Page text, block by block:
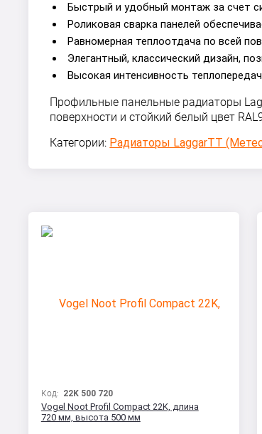
Быстрый и удобный монтаж за счет
Роликовая сварка панелей
Равномерная теплоотдача по всей
Элегантный, классический дизайн,
Высокая интенсивность
Профильные панельные радиаторы
поверхности и стойкий белый цвет
Категории: Радиаторы LaggarTT
Код: 22K 500 720
Vogel Noot Profil Compact 22K, длина
720 мм, высота 500 мм